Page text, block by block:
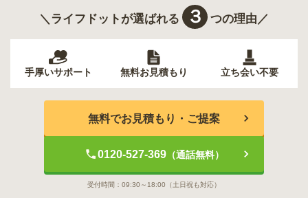
＼ライフドットが選ばれる ３ つの理由／
手厚いサポート 無料お見積もり 立ち会い不要
無料でお見積もり・ご提案
0120-527-369（通話無料）
受付時間： 09:30～18:00 （土日祝も対応）